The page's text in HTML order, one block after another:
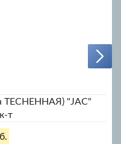
ТЕСНЕННАЯ) "JAC"
т